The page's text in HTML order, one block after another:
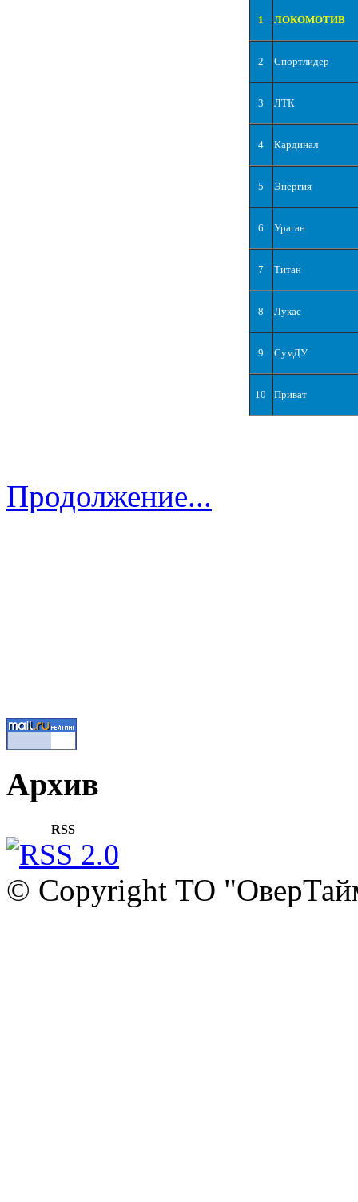
1 ЛОКОМОТИВ
2 Спортлидер
3 ЛТК
4 Кардинал
5 Энергия
6 Ураган
7 Титан
8 Лукас
9 СумДУ
10 Приват
Продолжение...
Архив
RSS
© Copyright ТО